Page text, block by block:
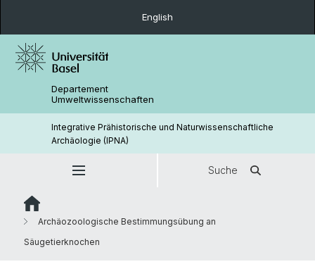
English
Departement
Umweltwissenschaften
Integrative Prähistorische und Naturwissenschaftliche
Archäologie (IPNA)
Suche
Archäozoologische Bestimmungsübung an
Säugetierknochen